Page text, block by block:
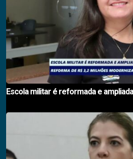
Escola militar é reformada e ampliada